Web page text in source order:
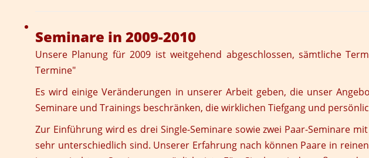
Seminare in 2009-2010
Unsere Planung für 2009 ist weitgehend abgeschlossen, sämtliche
Termine"
Es wird einige Veränderungen in unserer Arbeit geben, die unser
Seminare und Trainings beschränken, die wirklichen Tiefgang und
Zur Einführung wird es drei Single-Seminaresowie zwei Paar-Seminare
sehr unterschiedlich sind. Unserer Erfahrung nach können Paare in